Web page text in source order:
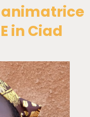
animatrice
E in Ciad